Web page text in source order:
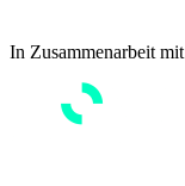
In Zusammenarbeit mit